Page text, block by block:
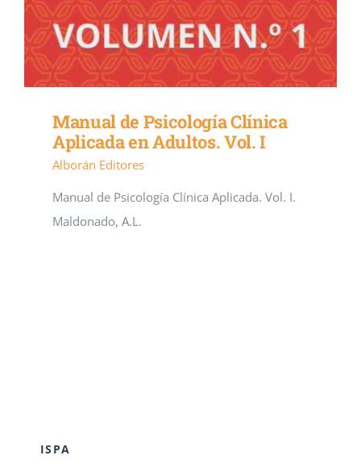
Manual de Psicología Clínica
Aplicada en Adultos. Vol. I
Alborán Editores
Manual de Psicología Clínica Aplicada. Vol. I.
Maldonado, A.L.
ISPA